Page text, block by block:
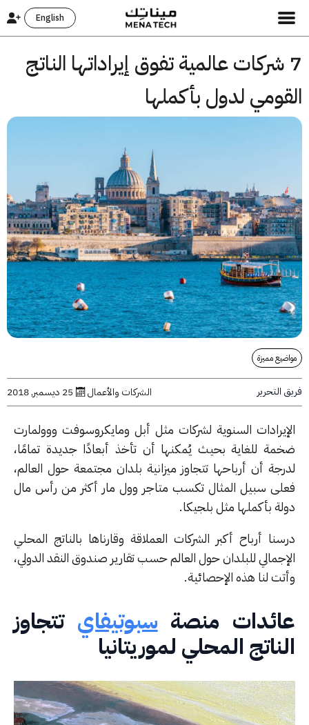
English
شركات عالمية تفوق إيراداتها الناتج
لدول بأكملها
مميزة
الشركات والأعمال 25 ديسمبر, 2018
السنوية لشركات مثل أبل ومايكروسوفت ووولمارت
للغاية بحيث يُمكنها أن تأخذ أبعادًا جديدة تمامًا،
أن أرباحها تتجاوز ميزانية بلدان مجتمعة حول العالم،
سبيل المثال تكسب متاجر وول مار أكثر من رأس مال
بأكملها مثل بلجيكا.
أرباح أكبر الشركات العملاقة وقارناها بالناتج المحلي
للبلدان حول العالم حسب تقارير صندوق النقد الدولي،
لنا هذه الإحصائية.
منصةسبوتيفايتتجاوز
المحلي لموريتانيا